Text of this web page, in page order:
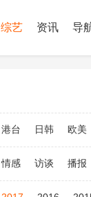
综艺 资讯 导
港台 日韩 欧美
情感 访谈 播报